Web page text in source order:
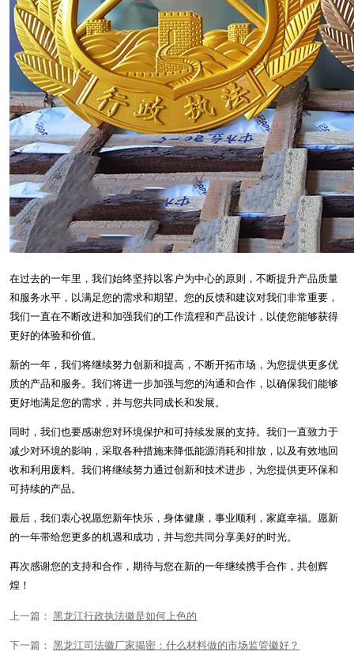
在过去的一年里，我们始终坚持以客户为中心的原则，不断提升产品质量
和服务水平，以满足您的需求和期望。您的反馈和建议对我们非常重要，
我们一直在不断改进和加强我们的工作流程和产品设计，以使您能够获得
更好的体验和价值。
新的一年，我们将继续努力创新和提高，不断开拓市场，为您提供更多优
质的产品和服务。我们将进一步加强与您的沟通和合作，以确保我们能够
更好地满足您的需求，并与您共同成长和发展。
同时，我们也要感谢您对环境保护和可持续发展的支持。我们一直致力于
减少对环境的影响，采取各种措施来降低能源消耗和排放，以及有效地回
收和利用废料。我们将继续努力通过创新和技术进步，为您提供更环保和
可持续的产品。
最后，我们衷心祝愿您新年快乐，身体健康，事业顺利，家庭幸福。愿新
的一年带给您更多的机遇和成功，并与您共同分享美好的时光。
再次感谢您的支持和合作，期待与您在新的一年继续携手合作，共创辉
煌！
上一篇：黑龙江行政执法徽是如何上色的
下一篇：黑龙江司法徽厂家揭密：什么材料做的市场监管徽好？